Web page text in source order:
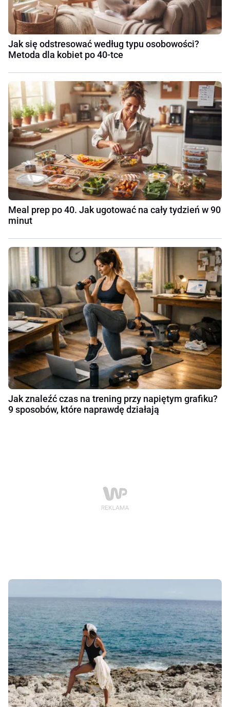
Jak się odstresować według typu osobowości?
Metoda dla kobiet po 40-tce
Meal prep po 40. Jak ugotować na cały tydzień w 90
minut
Jak znaleźć czas na trening przy napiętym grafiku?
9 sposobów, które naprawdę działają